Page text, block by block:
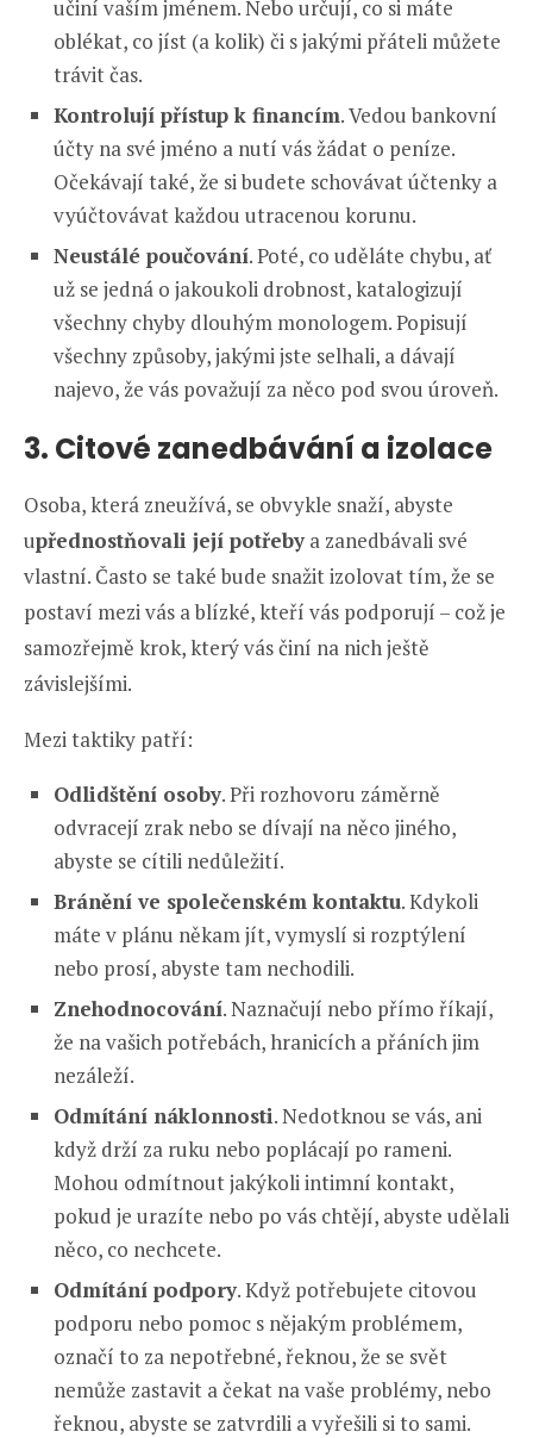
učiní vaším jménem. Nebo určují, co si máte
oblékat, co jíst (a kolik) či s jakými přáteli můžete
trávit čas.
Kontrolují přístup k financím. Vedou bankovní
účty na své jméno a nutí vás žádat o peníze.
Očekávají také, že si budete schovávat účtenky a
vyúčtovávat každou utracenou korunu.
Neustálé poučování. Poté, co uděláte chybu, ať
už se jedná o jakoukoli drobnost, katalogizují
všechny chyby dlouhým monologem. Popisují
všechny způsoby, jakými jste selhali, a dávají
najevo, že vás považují za něco pod svou úroveň.
3. Citové zanedbávání a izolace
Osoba, která zneužívá, se obvykle snaží, abyste
upřednostňovali její potřebya zanedbávali své
vlastní. Často se také bude snažit izolovat tím, že se
postaví mezi vás a blízké, kteří vás podporují – což je
samozřejmě krok, který vás činí na nich ještě
závislejšími.
Mezi taktiky patří:
Odlidštění osoby. Při rozhovoru záměrně
odvracejí zrak nebo se dívají na něco jiného,
abyste se cítili nedůležití.
Bránění ve společenském kontaktu. Kdykoli
máte v plánu někam jít, vymyslí si rozptýlení
nebo prosí, abyste tam nechodili.
Znehodnocování. Naznačují nebo přímo říkají,
že na vašich potřebách, hranicích a přáních jim
nezáleží.
Odmítání náklonnosti. Nedotknou se vás, ani
když drží za ruku nebo poplácají po rameni.
Mohou odmítnout jakýkoli intimní kontakt,
pokud je urazíte nebo po vás chtějí, abyste udělali
něco, co nechcete.
Odmítání podpory. Když potřebujete citovou
podporu nebo pomoc s nějakým problémem,
označí to za nepotřebné, řeknou, že se svět
nemůže zastavit a čekat na vaše problémy, nebo
řeknou, abyste se zatvrdili a vyřešili si to sami.